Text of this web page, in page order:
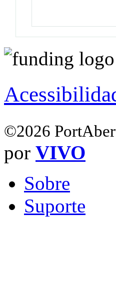
©2026
por VIVO
Sobre
Suporte